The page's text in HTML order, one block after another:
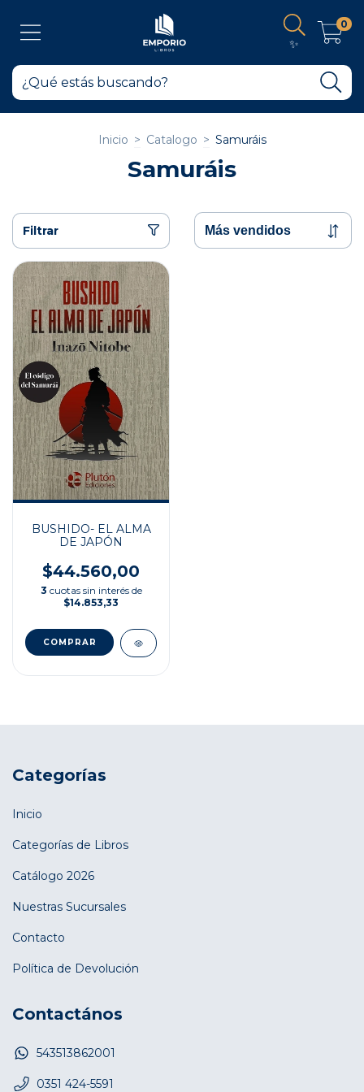
✨
0
Inicio > Catalogo > Samuráis
Samuráis
Filtrar
BUSHIDO- EL ALMA
DE JAPÓN
$44.560,00
3 cuotas sin interés de
$14.853,33
Categorías
Inicio
Categorías de Libros
Catálogo 2026
Nuestras Sucursales
Contacto
Política de Devolución
Contactános
543513862001
0351 424-5591